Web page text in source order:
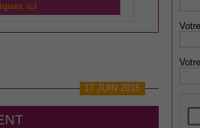
ici
17 JUIN 2015